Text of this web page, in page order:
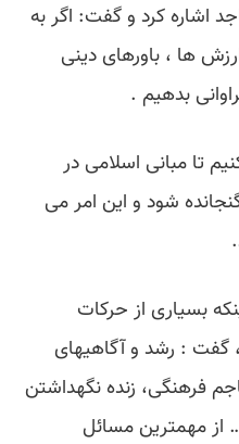
کرد و گفت: اگر به
ها ، باورهای دینی
بدهیم .
تا مبانی اسلامی در
شود و این امر می
بسیاری از حرکات
اجتماعی از مساجد آغاز میشود، گفت : رشد و آگاهی‎‎های
سیاسی در جامعه، مقابله با تهاجم فرهنگی، زنده نگه‎داشتن
از مهمترین مسائل